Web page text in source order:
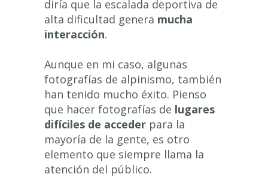
diría que la escalada deportiva de
alta dificultad genera mucha
interacción.
Aunque en mi caso, algunas
fotografías de alpinismo, también
han tenido mucho éxito. Pienso
que hacer fotografías de lugares
difíciles de acceder para la
mayoría de la gente, es otro
elemento que siempre llama la
atención del público.